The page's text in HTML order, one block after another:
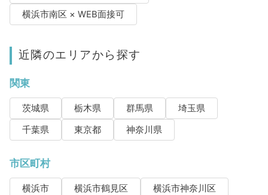
横浜市南区 × WEB面接可
近隣のエリアから探す
関東
茨城県 栃木県 群馬県
埼玉県
千葉県
東京都 神奈川県
市区町村
横浜市 横浜市鶴見区
横浜市神奈川区